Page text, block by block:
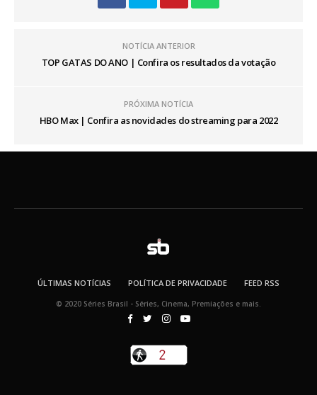
NOTÍCIA ANTERIOR
TOP GATAS DO ANO | Confira os resultados da votação
PRÓXIMA NOTÍCIA
HBO Max | Confira as novidades do streaming para 2022
ÚLTIMAS NOTÍCIAS POLÍTICA DE PRIVACIDADE FEED RSS
© 2020 Séries Brasil - Séries, Cinema, Premiações e mais.